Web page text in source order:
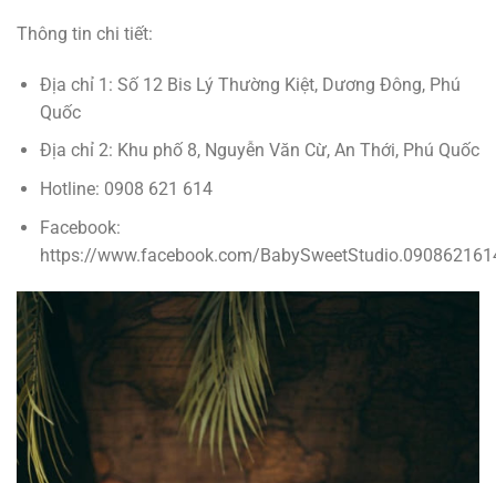
Thông tin chi tiết:
Địa chỉ 1: Số 12 Bis Lý Thường Kiệt, Dương Đông, Phú
Quốc
Địa chỉ 2: Khu phố 8, Nguyễn Văn Cừ, An Thới, Phú Quốc
Hotline: 0908 621 614
Facebook:
https://www.facebook.com/